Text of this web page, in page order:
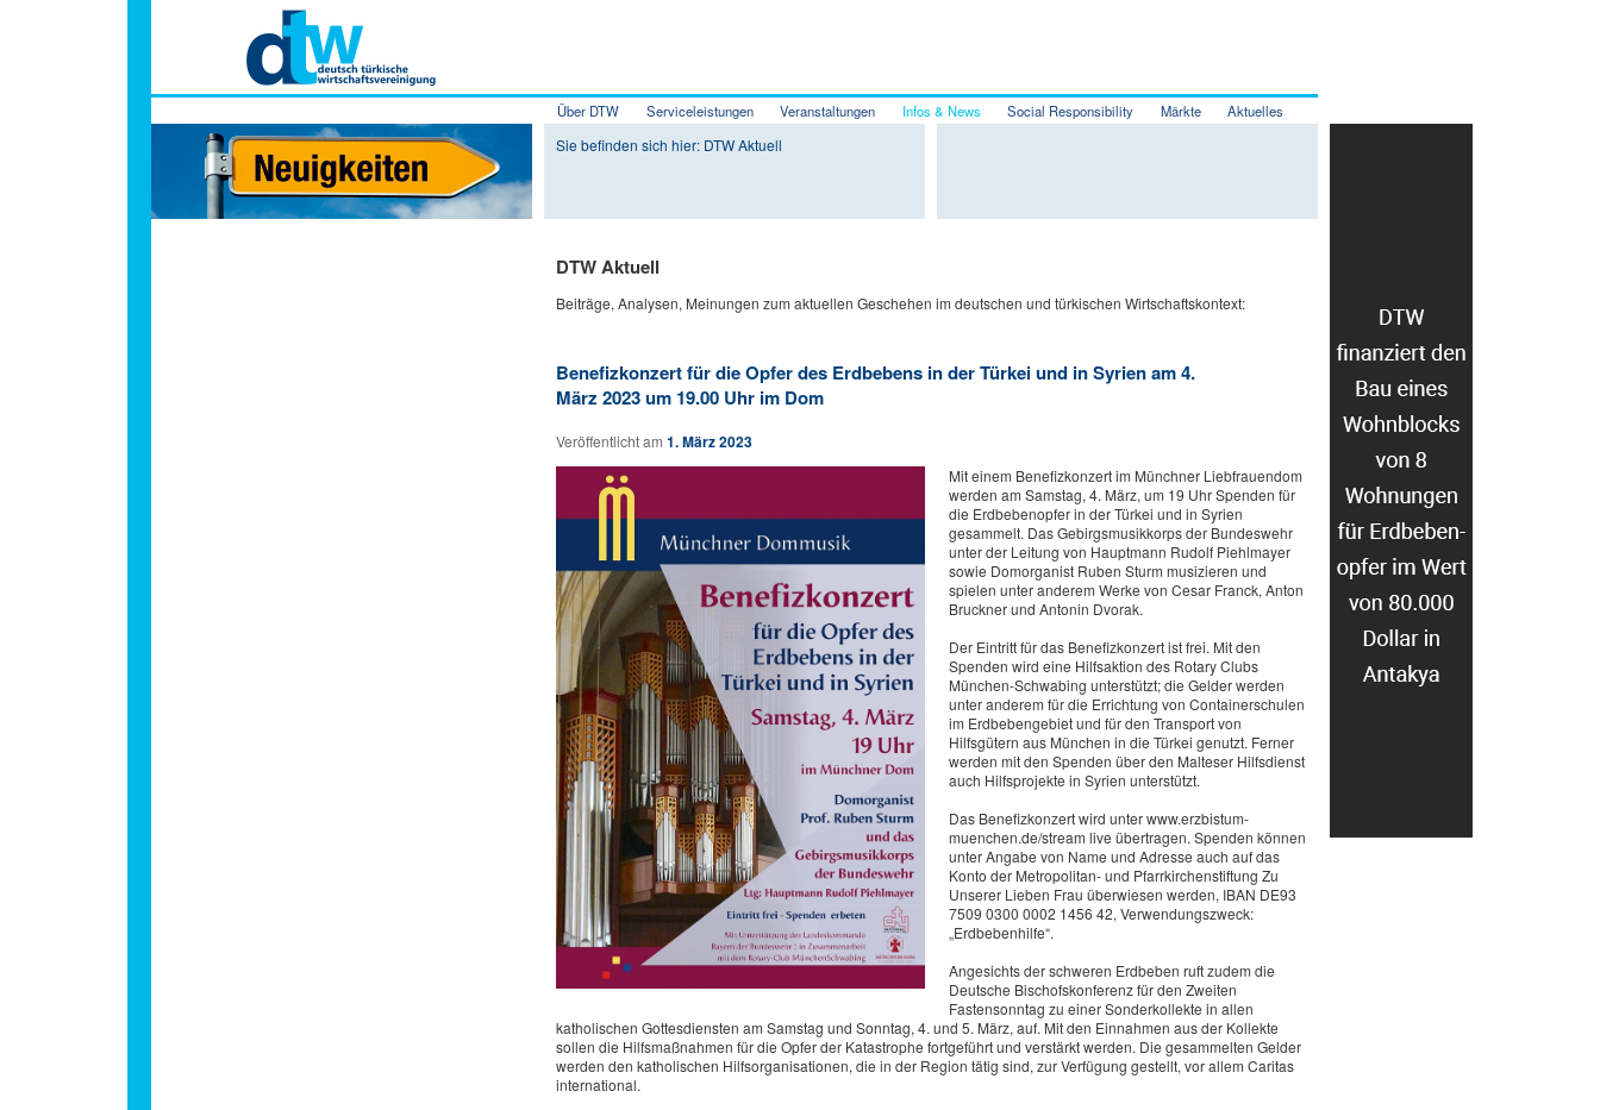
Zum Inhalt wechseln
Zum sekundären Inhalt wechseln
Über DTW Serviceleistungen Veranstaltungen Infos & News Social Responsibility Märkte Aktuelles
Sie befinden sich hier: DTW Aktuell
DTW Aktuell
Beiträge, Analysen, Meinungen zum aktuellen Geschehen im deutschen und türkischen Wirtschaftskontext:
Benefizkonzert für die Opfer des Erdbebens in der Türkei und in Syrien am 4.
März 2023 um 19.00 Uhr im Dom
Veröffentlicht am 1. März 2023
Mit einem Benefizkonzert im Münchner Liebfrauendom
werden am Samstag, 4. März, um 19 Uhr Spenden für
die Erdbebenopfer in der Türkei und in Syrien
gesammelt. Das Gebirgsmusikkorps der Bundeswehr
unter der Leitung von Hauptmann Rudolf Piehlmayer
sowie Domorganist Ruben Sturm musizieren und
spielen unter anderem Werke von Cesar Franck, Anton
Bruckner und Antonin Dvorak.
Der Eintritt für das Benefizkonzert ist frei. Mit den
Spenden wird eine Hilfsaktion des Rotary Clubs
München-Schwabing unterstützt; die Gelder werden
unter anderem für die Errichtung von Containerschulen
im Erdbebengebiet und für den Transport von
Hilfsgütern aus München in die Türkei genutzt. Ferner
werden mit den Spenden über den Malteser Hilfsdienst
auch Hilfsprojekte in Syrien unterstützt.
Das Benefizkonzert wird unter www.erzbistum-
muenchen.de/stream live übertragen. Spenden können
unter Angabe von Name und Adresse auch auf das
Konto der Metropolitan- und Pfarrkirchenstiftung Zu
Unserer Lieben Frau überwiesen werden, IBAN DE93
7509 0300 0002 1456 42, Verwendungszweck:
„Erdbebenhilfe“.
Angesichts der schweren Erdbeben ruft zudem die
Deutsche Bischofskonferenz für den Zweiten
Fastensonntag zu einer Sonderkollekte in allen
katholischen Gottesdiensten am Samstag und Sonntag, 4. und 5. März, auf. Mit den Einnahmen aus der Kollekte
sollen die Hilfsmaßnahmen für die Opfer der Katastrophe fortgeführt und verstärkt werden. Die gesammelten Gelder
werden den katholischen Hilfsorganisationen, die in der Region tätig sind, zur Verfügung gestellt, vor allem Caritas
international.